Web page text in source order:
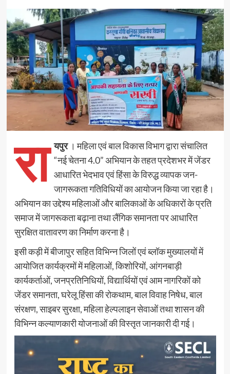
रा यपुर। महिला एवं बाल विकास विभाग द्वारा संचालित
“नई चेतना 4.0” अभियान के तहत प्रदेशभर में जेंडर
आधारित भेदभाव एवं हिंसा के विरुद्ध व्यापक जन-
जागरूकता गतिविधियों का आयोजन किया जा रहा है।
अभियान का उद्देश्य महिलाओं और बालिकाओं के अधिकारों के प्रति
समाज में जागरूकता बढ़ाना तथा लैंगिक समानता पर आधारित
सुरक्षित वातावरण का निर्माण करना है।
इसी कड़ी में बीजापुर सहित विभिन्न जिलों एवं ब्लॉक मुख्यालयों में
आयोजित कार्यक्रमों में महिलाओं, किशोरियों, आंगनबाड़ी
कार्यकर्ताओं, जनप्रतिनिधियों, विद्यार्थियों एवं आम नागरिकों को
जेंडर समानता, घरेलू हिंसा की रोकथाम, बाल विवाह निषेध, बाल
संरक्षण, साइबर सुरक्षा, महिला हेल्पलाइन सेवाओं तथा शासन की
विभिन्न कल्याणकारी योजनाओं की विस्तृत जानकारी दी गई।